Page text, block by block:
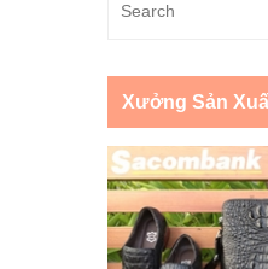
Xưởng Sản